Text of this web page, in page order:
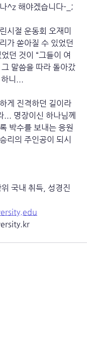
^z 해야겠습니다-_;
시절 운동회 오재미
가 쏟아질 수 있었던
던 것이 “그들이 여
말씀을 따라 돌아갔
니...
게 진격하던 길이라
... 명장이신 하나님께
박수를 보내는 응원
리의 주인공이 되시
국내 취득, 성경진